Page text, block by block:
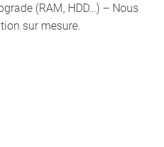
(RAM, HDD…) – Nous
sur mesure.